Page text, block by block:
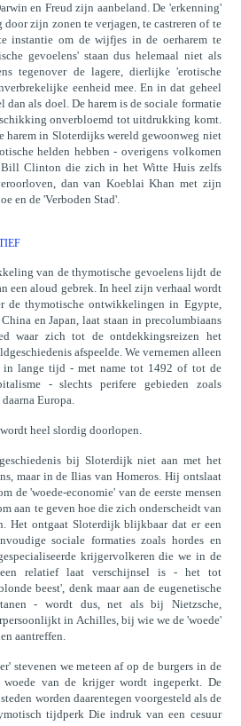
en Freud zijn aanbeland. De 'erkenning'
door zijn zonen te verjagen, te castreren of te
instantie om de wijfjes in de oerharem te
gevoelens' staan dus helemaal niet als
tegenover de lagere, dierlijke 'erotische
eenheid mee. En in dat geheel
dan als doel. De harem is de sociale formatie
onverbloemd tot uitdrukking komt.
harem in Sloterdijks wereld gewoonweg niet
helden hebben - overigens volkomen
Bill Clinton die zich in het Witte Huis zelfs
dan van Koeblai Khan met zijn
en de 'Verboden Stad'.
van de thymotische gevoelens lijdt de
een aloud gebrek. In heel zijn verhaal wordt
de thymotische ontwikkelingen in Egypte,
en Japan, laat staan in precolumbiaans
waar zich tot de ontdekkingsreizen het
afspeelde. We vernemen alleen
in lange tijd - met name tot 1492 of tot de
- slechts perifere gebieden zoals
Europa.
heel slordig doorlopen.
bij Sloterdijk niet aan met het
maar in de Ilias van Homeros. Hij ontslaat
de 'woede-economie' van de eerste mensen
aan te geven hoe die zich onderscheidt van
Het ontgaat Sloterdijk blijkbaar dat er een
sociale formaties zoals hordes en
krijgervolkeren die we in de
relatief laat verschijnsel is - het tot
beest', denk maar aan de eugenetische
- wordt dus, net als bij Nietzsche,
in Achilles, bij wie we de 'woede'
aantreffen.
stevenen we meteen af op de burgers in de
van de krijger wordt ingeperkt. De
worden daarentegen voorgesteld als de
tijdperk Die indruk van een cesuur